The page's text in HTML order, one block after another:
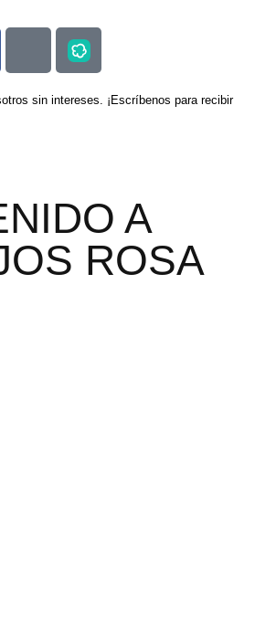
sin intereses. ¡Escríbenos para recibir
A
ROSA